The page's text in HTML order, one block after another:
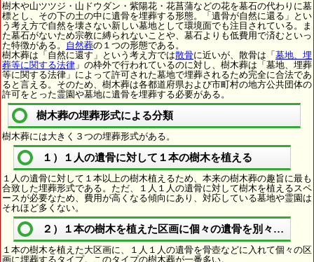
樹木や山ツツジ・山ドウダン・紫陽花・花菖蒲などの花を墓石の代わりに墓
標とし、その下の土の中に遺骨を埋葬する形態。「遺骨が自然に還る」とい
う考え方で自然を壊さない新しい墓地として環境面でも注目されている。ま
た墓石がないため宗教に縛られないことや、墓石よりも低費用で済むといっ
た特徴がある。 自然葬の１つの形態である。
樹木葬は「自然に還す」という考え方では散骨に近いが、散骨は「 墓地、埋
葬等に関する法律 」の枠外で行われているのに対し、樹木葬は「墓地、埋葬
等に関する法律」によって許可された墓地で埋葬されるため完全に合法であ
ると言える。そのため、樹木葬は各都道府県および市町村の地方公共団体の
許可をとった霊園や墓地に遺骨を埋葬する必要がある。
樹木葬の埋葬形式による分類
樹木葬には大きく３つの埋葬形式がある。
１）１人の遺骨に対して１本の樹木を植える
１人の遺骨に対して１本以上の樹木植えるため、本来の樹木葬の趣旨に最も
合致した埋葬形式である。ただ、１人１人の遺骨に対して樹木を植えるスペ
ースが必要なため、費用が高くなる傾向にあり、対応している墓地や霊園は
それほど多くない。
２）１本の樹木を植えた区画に個々の遺骨を別々に埋葬
１本の樹木を植えた大区画に、１人１人の遺骨を骨壺などに入れて個々の区
画に埋葬するタイプ。このタイプの樹木葬が一番多い。